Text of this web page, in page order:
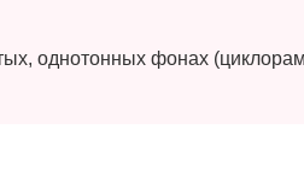
однотонных фонах